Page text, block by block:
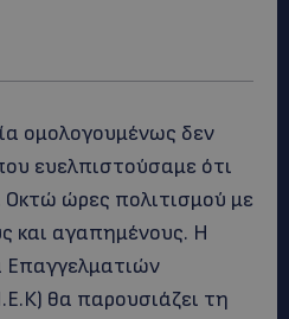
ομολογουμένως δεν
ευελπιστούσαμε ότι
ώρες πολιτισμού με
και αγαπημένους. Η
Επαγγελματιών
θα παρουσιάζει τη